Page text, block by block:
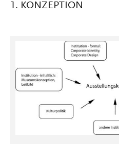
1. KONZEPTION